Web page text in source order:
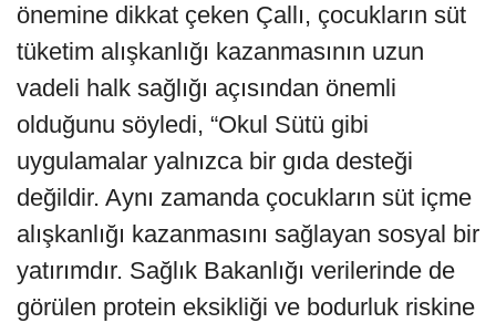
önemine dikkat çeken Çallı, çocukların süt
tüketim alışkanlığı kazanmasının uzun
vadeli halk sağlığı açısından önemli
olduğunu söyledi, “Okul Sütü gibi
uygulamalar yalnızca bir gıda desteği
değildir. Aynı zamanda çocukların süt içme
alışkanlığı kazanmasını sağlayan sosyal bir
yatırımdır. Sağlık Bakanlığı verilerinde de
görülen protein eksikliği ve bodurluk riskine